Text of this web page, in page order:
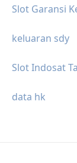
Slot Garansi
keluaran sdy
Slot Indosat
data hk